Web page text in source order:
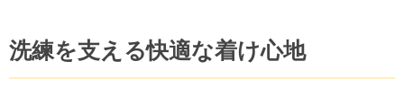
洗練を支える快適な着け心地